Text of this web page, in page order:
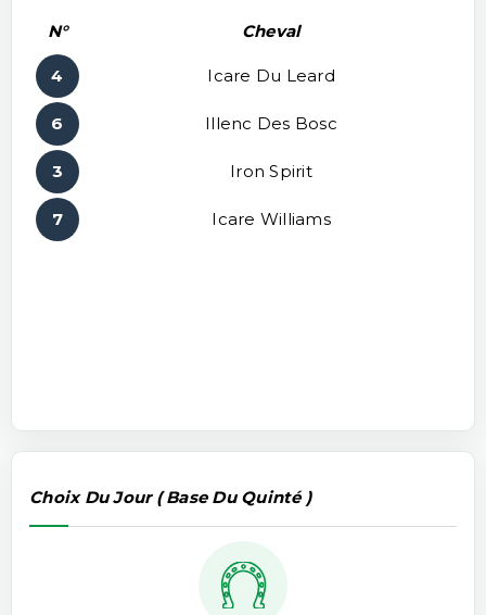
N° Cheval
4 Icare Du Leard
6 Illenc Des Bosc
3 Iron Spirit
7 Icare Williams
Choix Du Jour ( Base Du Quinté )